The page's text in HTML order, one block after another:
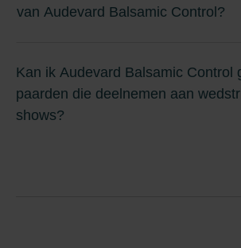
van Audevard Balsamic Control?
Kan ik Audevard Balsamic Control
paarden die deelnemen aan
shows?